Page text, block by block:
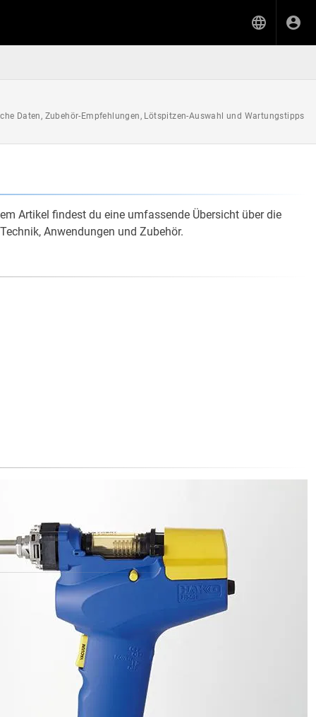
Daten, Zubehör-Empfehlungen, Lötspitzen-Auswahl und Wartungstipps
Artikel findest du eine umfassende Übersicht über die
Anwendungen und Zubehör.